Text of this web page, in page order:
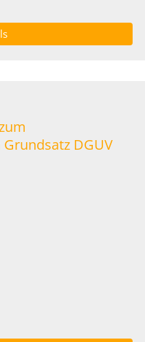
DGUV